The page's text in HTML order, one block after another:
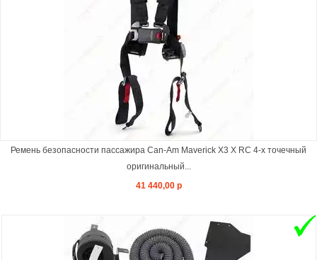
Ремень безопасности пассажира Can-Am Maverick X3 X RC 4-х точечный
оригинальный...
41 440,00 р